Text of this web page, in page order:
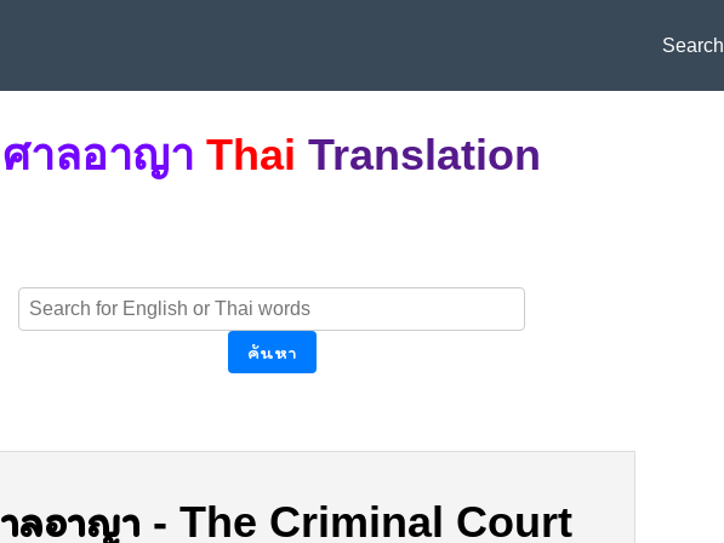
Search
ศาลอาญา Thai Translation
ค้นหา
ลอาญา - The Criminal Court